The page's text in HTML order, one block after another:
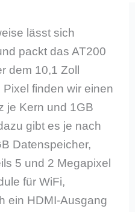
lässt sich
packt das AT200
dem 10,1 Zoll
finden wir einen
je Kern und 1GB
gibt es je nach
Datenspeicher,
5 und 2 Megapixel
für WiFi,
ein HDMI-Ausgang